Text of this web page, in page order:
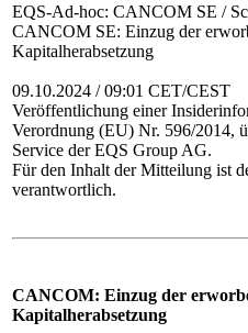
EQS-Ad-hoc: CANCOM SE /
CANCOM SE: Einzug der
Kapitalherabsetzung
09.10.2024 / 09:01 CET/CEST
Veröffentlichung einer
Verordnung (EU) Nr. 596/2014,
Service der EQS Group AG.
Für den Inhalt der Mitteilung ist
verantwortlich.
CANCOM: Einzug der
Kapitalherabsetzung